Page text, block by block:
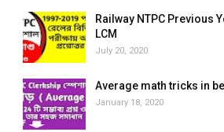
Railway NTPC Previous
LCM
July 20, 2020
Average math tricks in
January 18, 2020